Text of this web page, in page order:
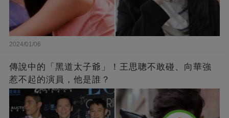
2024/01/06
傳說中的「黑道太子爺」！王思聰不敢碰、向華強
惹不起的演員，他是誰？